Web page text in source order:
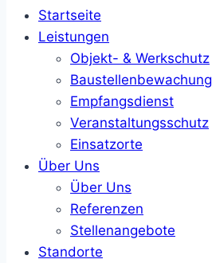
Startseite
Leistungen
Objekt- & Werkschutz
Baustellenbewachung
Empfangsdienst
Veranstaltungsschutz
Einsatzorte
Über Uns
Über Uns
Referenzen
Stellenangebote
Standorte